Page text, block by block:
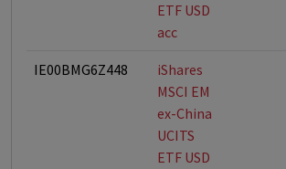
ETF USD
acc
IE00BMG6Z448
iShares
MSCI EM
ex-China
UCITS
ETF USD